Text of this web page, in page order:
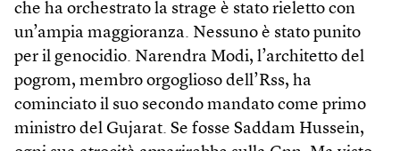
che ha orchestrato la strage è stato rieletto con
un’ampia maggioranza. Nessuno è stato punito
per il genocidio. Narendra Modi, l’architetto del
pogrom, membro orgoglioso dell’Rss, ha
cominciato il suo secondo mandato come primo
ministro del Gujarat. Se fosse Saddam Hussein,